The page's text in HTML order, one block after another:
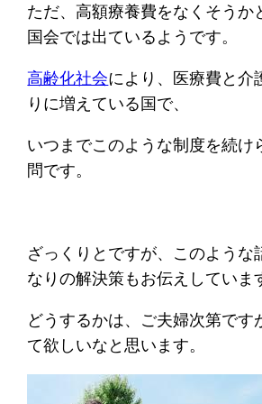
ただ、高額療養費をなくそうか
国会では出ているようです。
高齢化社会により、医療費と介
りに増えている国で、
いつまでこのような制度を続け
問です。
ざっくりとですが、このような
なりの解決策もお伝えしていま
どうするかは、ご夫婦次第です
て欲しいなと思います。